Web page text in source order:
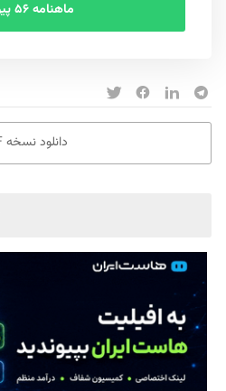
ماهنامه ۵۶ پیوست
دانلود نسخه PDF